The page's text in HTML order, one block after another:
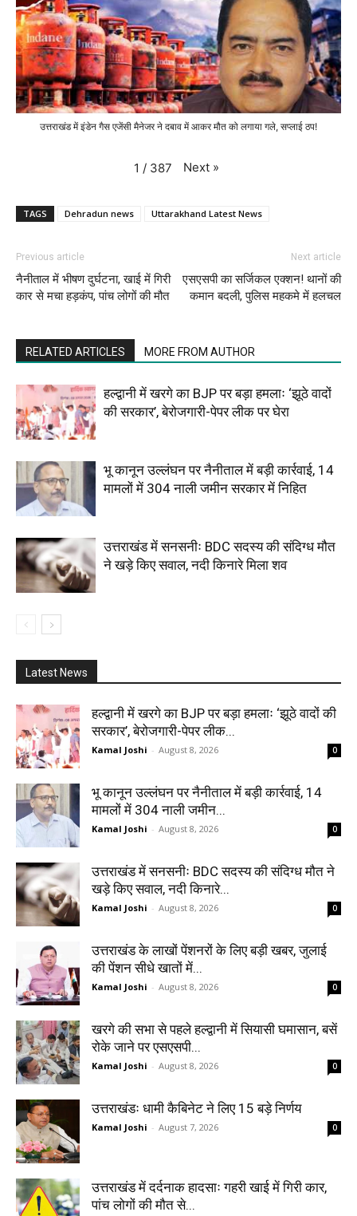
उत्तराखंड में इंडेन गैस एजेंसी मैनेजर ने दबाव में आकर मौत को लगाया गले, सप्लाई ठप!
1 / 387 Next »
TAGS Dehradun news Uttarakhand Latest News
Previous article
नैनीताल में भीषण दुर्घटना, खाई में गिरी
कार से मचा हड़कंप, पांच लोगों की मौत
Next article
एसएसपी का सर्जिकल एक्शन! थानों की
कमान बदली, पुलिस महकमे में हलचल
RELATED ARTICLES MORE FROM AUTHOR
हल्द्वानी में खरगे का BJP पर बड़ा हमलाः ‘झूठे वादों
की सरकार’, बेरोजगारी-पेपर लीक पर घेरा
भू कानून उल्लंघन पर नैनीताल में बड़ी कार्रवाई, 14
मामलों में 304 नाली जमीन सरकार में निहित
उत्तराखंड में सनसनीः BDC सदस्य की संदिग्ध मौत
ने खड़े किए सवाल, नदी किनारे मिला शव
Latest News
हल्द्वानी में खरगे का BJP पर बड़ा हमलाः ‘झूठे वादों की
सरकार’, बेरोजगारी-पेपर लीक...
Kamal Joshi - August 8, 2026 0
भू कानून उल्लंघन पर नैनीताल में बड़ी कार्रवाई, 14
मामलों में 304 नाली जमीन...
Kamal Joshi - August 8, 2026 0
उत्तराखंड में सनसनीः BDC सदस्य की संदिग्ध मौत ने
खड़े किए सवाल, नदी किनारे...
Kamal Joshi - August 8, 2026 0
उत्तराखंड के लाखों पेंशनरों के लिए बड़ी खबर, जुलाई
की पेंशन सीधे खातों में...
Kamal Joshi - August 8, 2026 0
खरगे की सभा से पहले हल्द्वानी में सियासी घमासान, बसें
रोके जाने पर एसएसपी...
Kamal Joshi - August 8, 2026 0
उत्तराखंडः धामी कैबिनेट ने लिए 15 बड़े निर्णय
Kamal Joshi - August 7, 2026 0
उत्तराखंड में दर्दनाक हादसाः गहरी खाई में गिरी कार,
पांच लोगों की मौत से...